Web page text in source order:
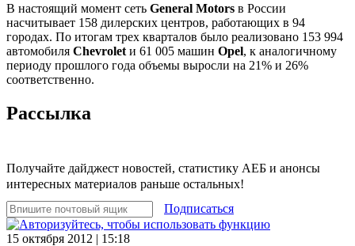
В настоящий момент сеть General Motors в России
насчитывает 158 дилерских центров, работающих в 94
городах. По итогам трех кварталов было реализовано 153 994
автомобиля Chevrolet и 61 005 машин Opel, к аналогичному
периоду прошлого года объемы выросли на 21% и 26%
соответственно.
Рассылка
Получайте дайджест новостей, статистику АЕБ и анонсы
интересных материалов раньше остальных!
Подписаться
15 октября 2012 | 15:18